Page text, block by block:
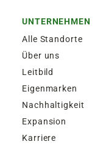
UNTERNEHMEN
Alle Standorte
Über uns
Leitbild
Eigenmarken
Nachhaltigkeit
Expansion
Karriere